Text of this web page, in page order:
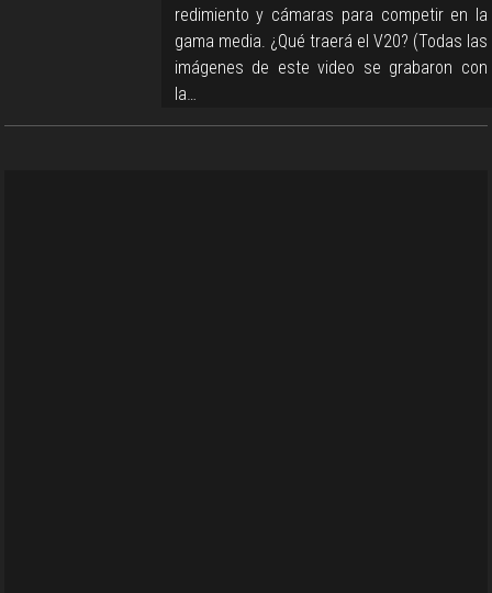
redimiento y cámaras para competir en la
gama media. ¿Qué traerá el V20? (Todas las
imágenes de este video se grabaron con
la…